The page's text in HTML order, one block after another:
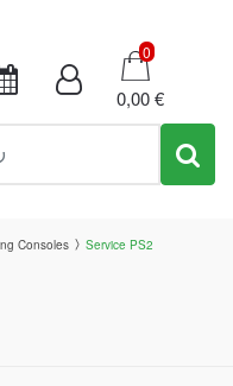
Καλάθι
0
0,00 €
Consoles Service PS2